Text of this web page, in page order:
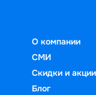
О компании
СМИ
Скидки и акции
Блог